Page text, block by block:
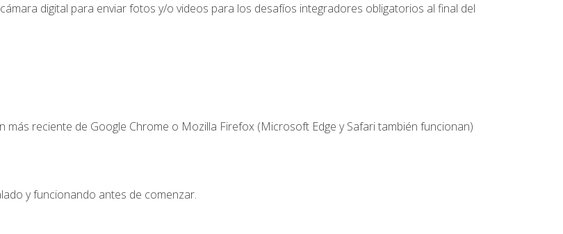
digital para enviar fotos y/o videos para los desafíos integradores obligatorios al final del
más reciente de Google Chrome o Mozilla Firefox (Microsoft Edge y Safari también funcionan)
y funcionando antes de comenzar.